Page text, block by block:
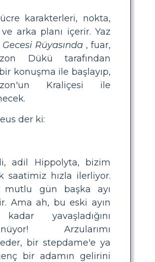
karakterleri, nokta,
arka planı içerir. Yaz
Rüyasında , fuar,
Dükü tarafından
bir konuşma ile başlayıp,
Kraliçesi ile
der ki:
adil Hippolyta, bizim
saatimiz hızla ilerliyor.
mutlu gün başka ayı
Ama ah, bu eski ayın
yavaşladığını
Arzularımı
bir stepdame'e ya
bir adamın gelirini